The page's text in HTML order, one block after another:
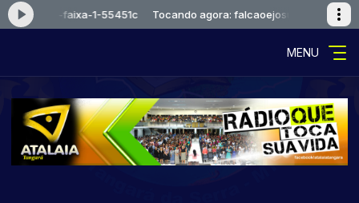
faixa-1-55451c Tocando agora: falcaoejosue-faixa-1-
MENU